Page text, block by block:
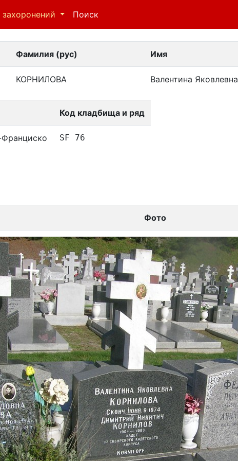
Поиск
Фамилия (рус) Имя
КОРНИЛОВА Валентина Яковлевна
Код кладбища и ряд
SF 76
Фото